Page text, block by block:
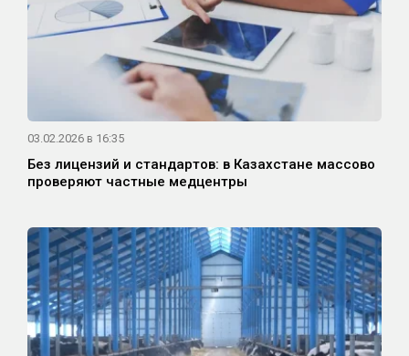
03.02.2026 в 16:35
Без лицензий и стандартов: в Казахстане массово
проверяют частные медцентры